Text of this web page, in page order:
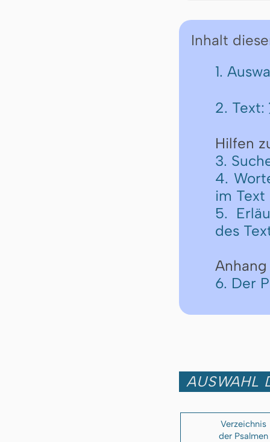
Inhalt
1.
2. Text:
Hilfen
3.
4.
im Text
5.
des
Anhang
6. Der
AUSWAHL
Verzeichnis
der Psalmen